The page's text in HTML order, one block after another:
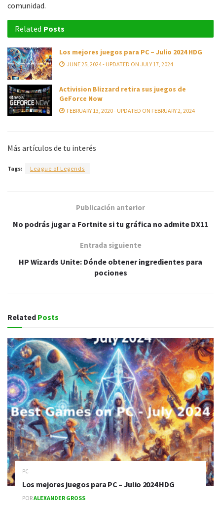
comunidad.
Related Posts
Los mejores juegos para PC – Julio 2024 HDG
JUNE 25, 2024 - UPDATED ON JULY 17, 2024
Activision Blizzard retira sus juegos de
GeForce Now
FEBRUARY 13, 2020 - UPDATED ON FEBRUARY 2, 2024
Más artículos de tu interés
Tags: League of Legends
Publicación anterior
No podrás jugar a Fortnite si tu gráfica no admite DX11
Entrada siguiente
HP Wizards Unite: Dónde obtener ingredientes para
pociones
Related Posts
PC
Los mejores juegos para PC – Julio 2024 HDG
PORALEXANDER GROSS